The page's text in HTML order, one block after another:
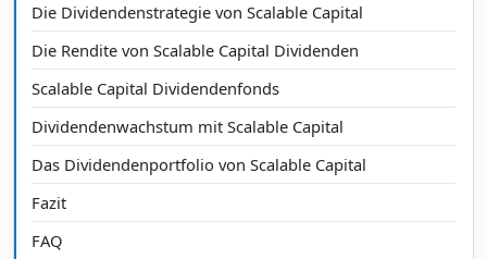
Die Dividendenstrategie von Scalable Capital
Die Rendite von Scalable Capital Dividenden
Scalable Capital Dividendenfonds
Dividendenwachstum mit Scalable Capital
Das Dividendenportfolio von Scalable Capital
Fazit
FAQ